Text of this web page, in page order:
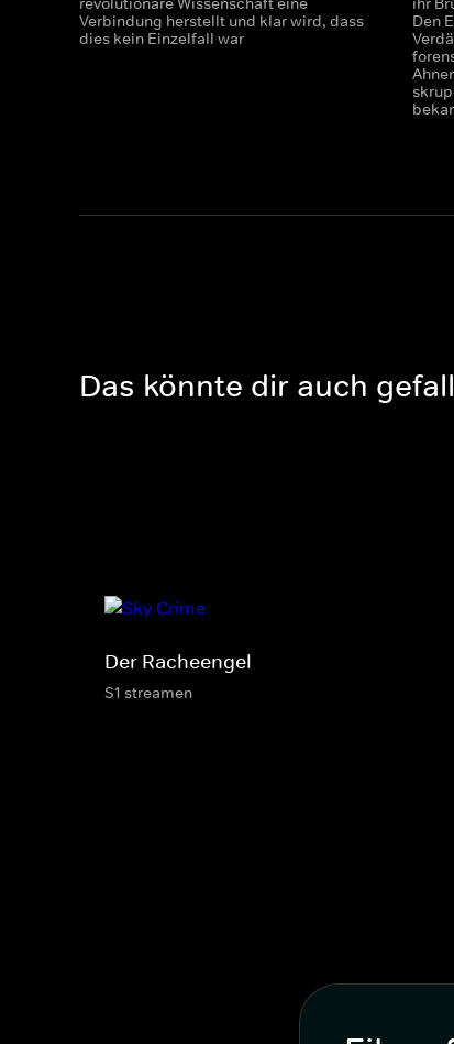
Verbindung herstellt und klar wird, dass
dies kein Einzelfall war
Den
Das könnte dir auch
Der Racheengel
S1 streamen